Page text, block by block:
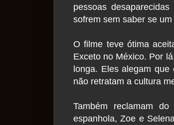
pessoas
sofrem sem saber se
O filme teve ótima
Exceto no México. Por
longa. Eles alegam
não retratam a cultura
Também reclamam
espanhola, Zoe e